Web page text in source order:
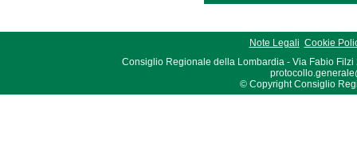
Note Legali Cookie
Consiglio Regionale della Lombardia - Via Fabio Filzi
© Copyright Consiglio